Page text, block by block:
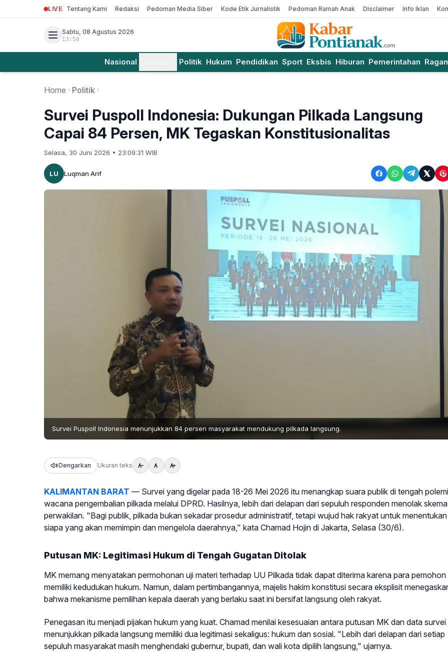
LIVE Tentang Kami Redaksi Pedoman Media Siber Kode Etik Jurnalistik Pedoman Ramah Anak Disclaimer Info Iklan
Sabtu, 08 Agustus 2026
13:50
Nasional Politik Hukum Pendidikan Sport Eksbis Hiburan Pemerintahan
Home Politik
Survei Puspoll Indonesia: Dukungan Pilkada Langsung
Capai 84 Persen, MK Tegaskan Konstitusionalitas
Selasa, 30 Juni 2026 • 23:09:31 WIB
LU Luqman Arif
Survei Puspoll Indonesia menunjukkan 84 persen masyarakat mendukung pilkada langsung.
Dengarkan Ukuran teks
KALIMANTAN BARAT — Survei yang digelar pada 18-26 Mei 2026 itu menangkap suara publik di tengah
wacana pengembalian pilkada melalui DPRD. Hasilnya, lebih dari delapan dari sepuluh responden menolak skema
perwakilan. "Bagi publik, pilkada bukan sekadar prosedur administratif, tetapi wujud hak rakyat untuk menentukan
siapa yang akan memimpin dan mengelola daerahnya," kata Chamad Hojin di Jakarta, Selasa (30/6).
Putusan MK: Legitimasi Hukum di Tengah Gugatan Ditolak
MK memang menyatakan permohonan uji materi terhadap UU Pilkada tidak dapat diterima karena para pemohon
memiliki kedudukan hukum. Namun, dalam pertimbangannya, majelis hakim konstitusi secara eksplisit
bahwa mekanisme pemilihan kepala daerah yang berlaku saat ini bersifat langsung oleh rakyat.
Penegasan itu menjadi pijakan hukum yang kuat. Chamad menilai kesesuaian antara putusan MK dan data survei
menunjukkan pilkada langsung memiliki dua legitimasi sekaligus: hukum dan sosial. "Lebih dari delapan dari setiap
sepuluh masyarakat masih menghendaki gubernur, bupati, dan wali kota dipilih langsung," ujarnya.